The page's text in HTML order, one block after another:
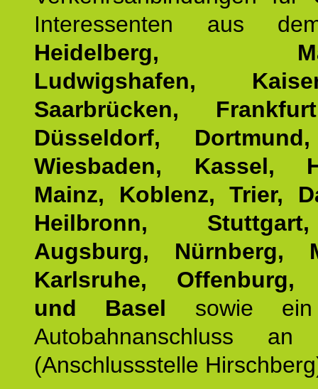
Interessenten aus
Heidelberg,
Ludwigshafen,
Saarbrücken,
Düsseldorf,
Wiesbaden, Kassel,
Mainz, Koblenz, Trier,
Heilbronn,
Augsburg, Nürnberg,
Karlsruhe, Offenburg,
und Basel sowie ein
Autobahnanschluss
(Anschlussstelle